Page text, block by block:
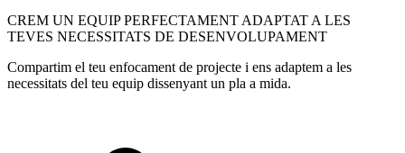
CREM UN EQUIP PERFECTAMENT ADAPTAT A LES
TEVES NECESSITATS DE DESENVOLUPAMENT
Compartim el teu enfocament de projecte i ens adaptem a les
necessitats del teu equip dissenyant un pla a mida.